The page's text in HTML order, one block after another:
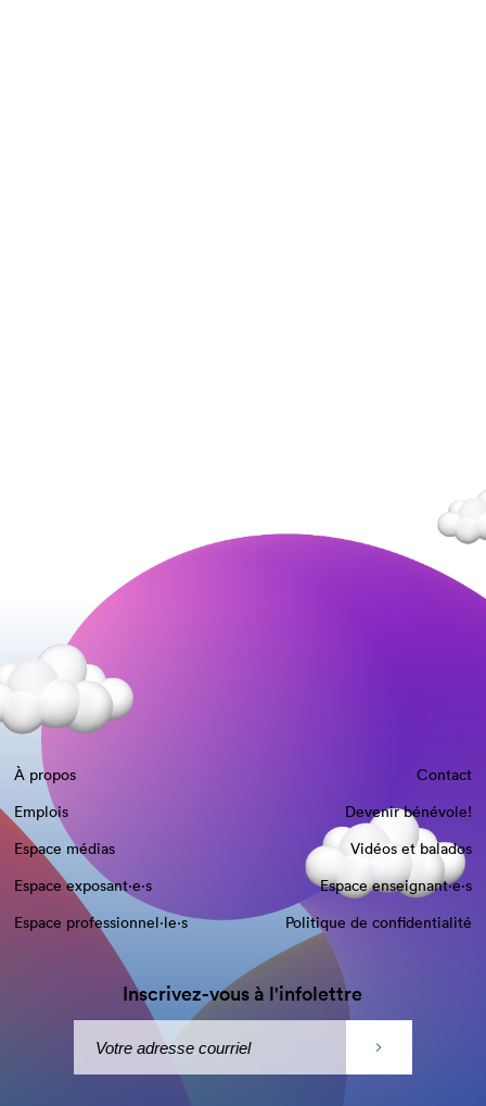
À propos
Contact
Emplois
Devenir bénévole!
Espace médias
Vidéos et balados
Espace exposant·e⋅s
Espace enseignant·e⋅s
Espace professionnel·le⋅s
Politique de confidentialité
Inscrivez-vous à l'infolettre